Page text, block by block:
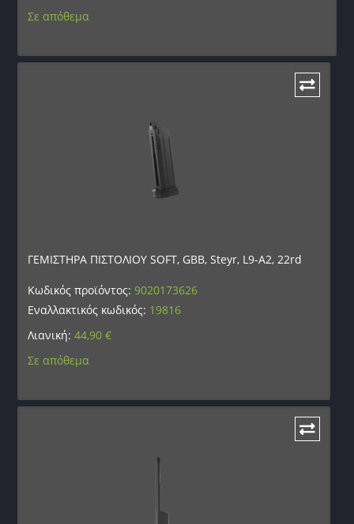
Σε απόθεμα
ΓΕΜΙΣΤΗΡΑ ΠΙΣΤΟΛΙΟΥ SOFT, GBB, Steyr, L9-A2, 22rd
Κωδικός προϊόντος:9020173626
Εναλλακτικός κωδικός: 19816
Λιανική:44,90€
Σε απόθεμα